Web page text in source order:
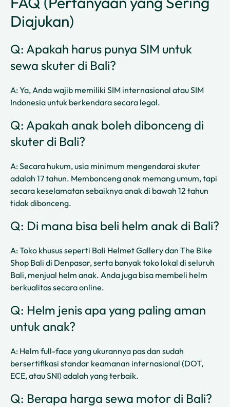
Diajukan)
Q: Apakah harus punya SIM untuk
sewa skuter di Bali?
A: Ya, Anda wajib memiliki SIM internasional atau SIM
Indonesia untuk berkendara secara legal.
Q: Apakah anak boleh dibonceng di
skuter di Bali?
A: Secara hukum, usia minimum mengendarai skuter
adalah 17 tahun. Membonceng anak memang umum, tapi
secara keselamatan sebaiknya anak di bawah 12 tahun
tidak dibonceng.
Q: Di mana bisa beli helm anak di Bali?
A: Toko khusus seperti Bali Helmet Gallery dan The Bike
Shop Bali di Denpasar, serta banyak toko lokal di seluruh
Bali, menjual helm anak. Anda juga bisa membeli helm
berkualitas secara online.
Q: Helm jenis apa yang paling aman
untuk anak?
A: Helm full-face yang ukurannya pas dan sudah
bersertifikasi standar keamanan internasional (DOT,
ECE, atau SNI) adalah yang terbaik.
Q: Berapa harga sewa motor di Bali?